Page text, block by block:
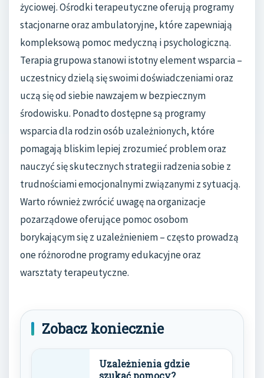
życiowej. Ośrodki terapeutyczne oferują programy
stacjonarne oraz ambulatoryjne, które zapewniają
kompleksową pomoc medyczną i psychologiczną.
Terapia grupowa stanowi istotny element wsparcia –
uczestnicy dzielą się swoimi doświadczeniami oraz
uczą się od siebie nawzajem w bezpiecznym
środowisku. Ponadto dostępne są programy
wsparcia dla rodzin osób uzależnionych, które
pomagają bliskim lepiej zrozumieć problem oraz
nauczyć się skutecznych strategii radzenia sobie z
trudnościami emocjonalnymi związanymi z sytuacją.
Warto również zwrócić uwagę na organizacje
pozarządowe oferujące pomoc osobom
borykającym się z uzależnieniem – często prowadzą
one różnorodne programy edukacyjne oraz
warsztaty terapeutyczne.
Zobacz koniecznie
Uzależnienia gdzie